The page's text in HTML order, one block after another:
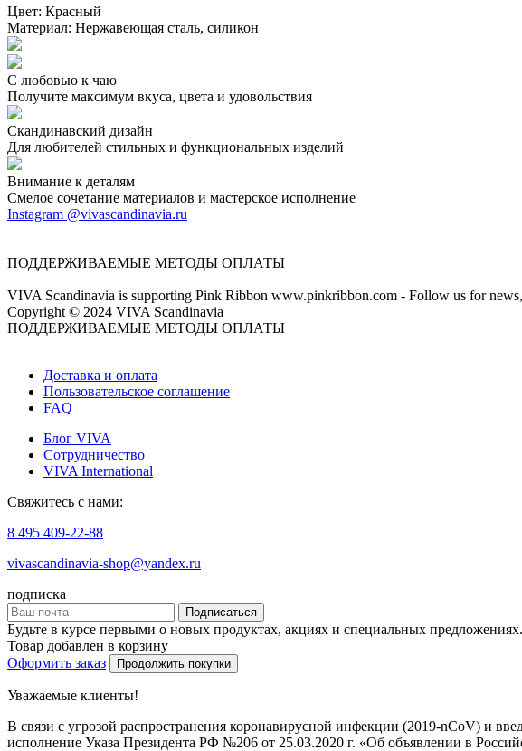
Цвет: Красный
Материал: Нержавеющая сталь, силикон
С любовью к чаю
Получите максимум вкуса, цвета и удовольствия
Скандинавский дизайн
Для любителей стильных и функциональных изделий
Внимание к деталям
Смелое сочетание материалов и мастерское исполнение
Instagram @vivascandinavia.ru
ПОДДЕРЖИВАЕМЫЕ МЕТОДЫ ОПЛАТЫ
VIVA Scandinavia is supporting Pink Ribbon www.pinkribbon.com - Follow us for
Copyright © 2024 VIVA Scandinavia
ПОДДЕРЖИВАЕМЫЕ МЕТОДЫ ОПЛАТЫ
Доставка и оплата
Пользовательское соглашение
FAQ
Блог VIVA
Сотрудничество
VIVA International
Свяжитесь с нами:
8 495 409-22-88
vivascandinavia-shop@yandex.ru
подписка
Подписаться
Будьте в курсе первыми о новых продуктах, акциях и специальных
Товар добавлен в корзину
Оформить заказ
Продолжить покупки
Уважаемые клиенты!
В связи с угрозой распространения коронавирусной инфекции (2019-nCoV) и
исполнение Указа Президента РФ №206 от 25.03.2020 г. «Об объявлении в